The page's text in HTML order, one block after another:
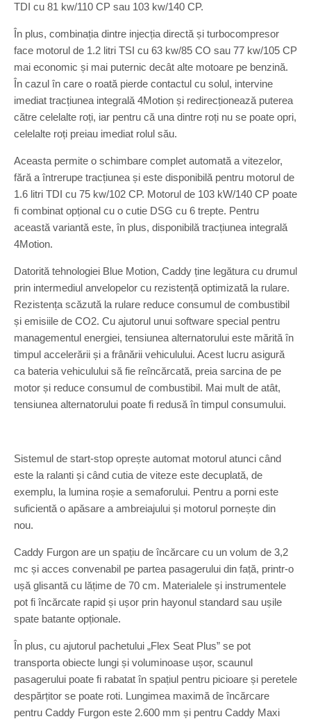
TDI cu 81 kw/110 CP sau 103 kw/140 CP.
În plus, combinația dintre injecția directă și turbocompresor
face motorul de 1.2 litri TSI cu 63 kw/85 CO sau 77 kw/105 CP
mai economic și mai puternic decât alte motoare pe benzină.
În cazul în care o roată pierde contactul cu solul, intervine
imediat tracțiunea integrală 4Motion și redirecționează puterea
către celelalte roți, iar pentru că una dintre roți nu se poate opri,
celelalte roți preiau imediat rolul său.
Aceasta permite o schimbare complet automată a vitezelor,
fără a întrerupe tracțiunea și este disponibilă pentru motorul de
1.6 litri TDI cu 75 kw/102 CP. Motorul de 103 kW/140 CP poate
fi combinat opțional cu o cutie DSG cu 6 trepte. Pentru
această variantă este, în plus, disponibilă tracțiunea integrală
4Motion.
Datorită tehnologiei Blue Motion, Caddy ține legătura cu drumul
prin intermediul anvelopelor cu rezistență optimizată la rulare.
Rezistența scăzută la rulare reduce consumul de combustibil
și emisiile de CO2. Cu ajutorul unui software special pentru
managementul energiei, tensiunea alternatorului este mărită în
timpul accelerării și a frânării vehiculului. Acest lucru asigură
ca bateria vehiculului să fie reîncărcată, preia sarcina de pe
motor și reduce consumul de combustibil. Mai mult de atât,
tensiunea alternatorului poate fi redusă în timpul consumului.
Sistemul de start-stop oprește automat motorul atunci când
este la ralanti și când cutia de viteze este decuplată, de
exemplu, la lumina roșie a semaforului. Pentru a porni este
suficientă o apăsare a ambreiajului și motorul pornește din
nou.
Caddy Furgon are un spațiu de încărcare cu un volum de 3,2
mc și acces convenabil pe partea pasagerului din față, printr-o
ușă glisantă cu lățime de 70 cm. Materialele și instrumentele
pot fi încărcate rapid și ușor prin hayonul standard sau ușile
spate batante opționale.
În plus, cu ajutorul pachetului „Flex Seat Plus” se pot
transporta obiecte lungi și voluminoase ușor, scaunul
pasagerului poate fi rabatat în spațiul pentru picioare și peretele
despărțitor se poate roti. Lungimea maximă de încărcare
pentru Caddy Furgon este 2.600 mm și pentru Caddy Maxi